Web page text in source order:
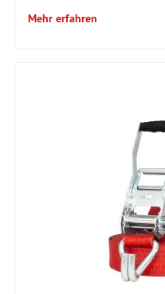
Mehr erfahren